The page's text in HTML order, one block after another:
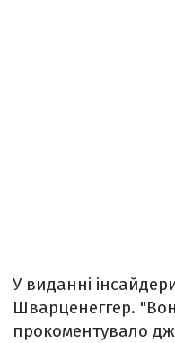
У виданні
Шварценеггер.
прокоментувало